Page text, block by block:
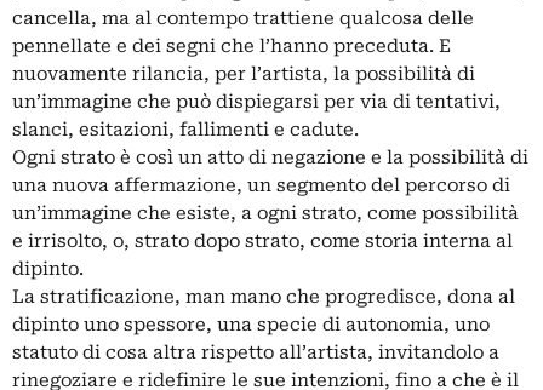
cancella, ma al contempo trattiene qualcosa delle
pennellate e dei segni che l’hanno preceduta. E
nuovamente rilancia, per l’artista, la possibilità di
un’immagine che può dispiegarsi per via di tentativi,
slanci, esitazioni, fallimenti e cadute.
Ogni strato è così un atto di negazione e la possibilità di
una nuova affermazione, un segmento del percorso di
un’immagine che esiste, a ogni strato, come possibilità
e irrisolto, o, strato dopo strato, come storia interna al
dipinto.
La stratificazione, man mano che progredisce, dona al
dipinto uno spessore, una specie di autonomia, uno
statuto di cosa altra rispetto all’artista, invitandolo a
rinegoziare e ridefinire le sue intenzioni, fino a che è il